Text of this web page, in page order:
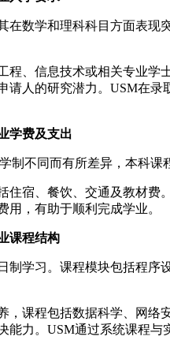
数学和理科科目方面表现
、信息技术或相关专业学
请人的研究潜力。USM在
学费及支出
不同而有所差异，本科课
宿、餐饮、交通及教材费
，有助于顺利完成学业。
课程结构
学习。课程模块包括程序
课程包括数据科学、网络
能力。USM通过系统课程